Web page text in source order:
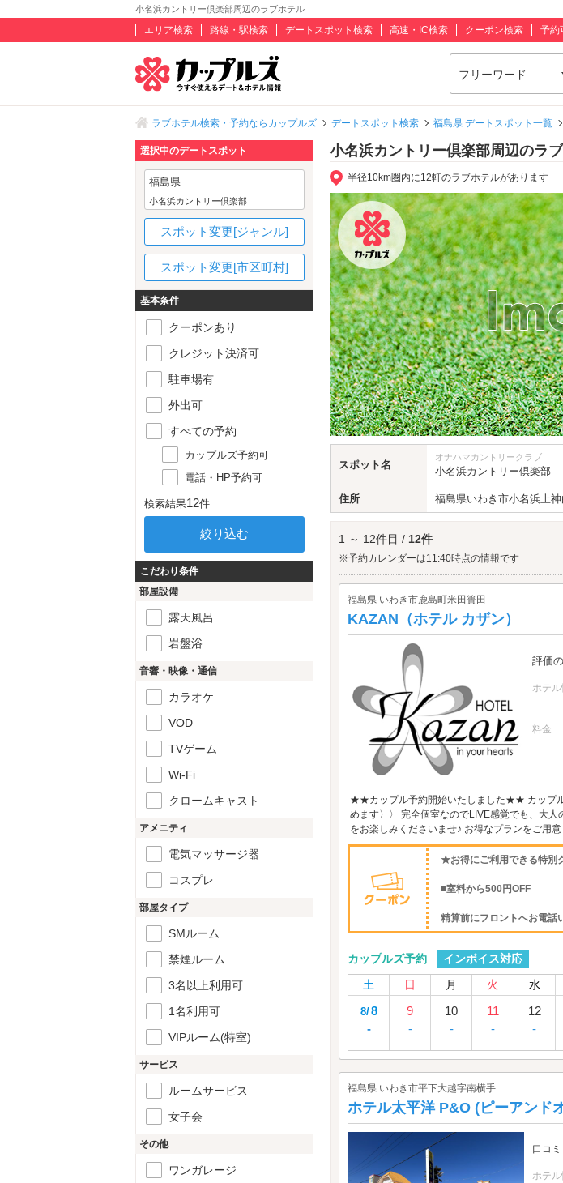
小名浜カントリー倶楽部周辺のラブホテル
エリア検索 路線・駅検索 デートスポット検索 高速・IC検索 クーポン検索 予約
フリーワード
ラブホテル検索・予約ならカップルズ デートスポット検索 福島県 デートスポット一覧
小名浜カントリー倶楽部周辺のラ
半径10km圏内に12軒のラブホテルがあります
スポット名
オナハマカントリークラブ
小名浜カントリー倶楽部
住所 福島県いわき市小名浜上
1 ～ 12件目 / 12件
※予約カレンダーは11:40時点の情報です
福島県 いわき市鹿島町米田簣田
KAZAN（ホテル カザン）
評価
ホテ
料金
★★カップル予約開始いたしました★★ カップル
めます〉〉 完全個室なのでLIVE感覚でも、大
をお楽しみくださいませ♪ お得なプランをご用
★お得にご利用できる特別
■室料から500円OFF
精算前にフロントへお電話
カップルズ予約
インボイス対応
土
日 月 火 水
8/8
-
9
-
10
-
11
-
12
-
福島県 いわき市平下大越字南横手
ホテル太平洋 P&O (ピーアンド
口コミ
ホテ
選択中のデートスポット
福島県
小名浜カントリー倶楽部
スポット変更[ジャンル]
スポット変更[市区町村]
基本条件
クーポンあり
クレジット決済可
駐車場有
外出可
すべての予約
カップルズ予約可
電話・HP予約可
検索結果12件
こだわり条件
部屋設備
露天風呂
岩盤浴
音響・映像・通信
カラオケ
VOD
TVゲーム
Wi-Fi
クロームキャスト
アメニティ
電気マッサージ器
コスプレ
部屋タイプ
SMルーム
禁煙ルーム
3名以上利用可
1名利用可
VIPルーム(特室)
サービス
ルームサービス
女子会
その他
ワンガレージ